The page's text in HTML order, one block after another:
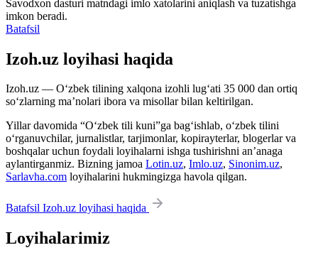
Savodxon dasturi matndagi imlo xatolarini aniqlash va tuzatishga
imkon beradi.
Batafsil
Izoh.uz loyihasi haqida
Izoh.uz — O‘zbek tilining xalqona izohli lug‘ati 35 000 dan ortiq
so‘zlarning ma’nolari ibora va misollar bilan keltirilgan.
Yillar davomida “O‘zbek tili kuni”ga bag‘ishlab, o‘zbek tilini
o‘rganuvchilar, jurnalistlar, tarjimonlar, kopirayterlar, blogerlar va
boshqalar uchun foydali loyihalarni ishga tushirishni an’anaga
aylantirganmiz. Bizning jamoa Lotin.uz, Imlo.uz, Sinonim.uz,
Sarlavha.com loyihalarini hukmingizga havola qilgan.
Batafsil Izoh.uz loyihasi haqida
Loyihalarimiz